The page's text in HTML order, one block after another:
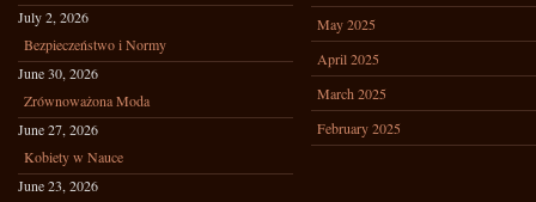
July 2, 2026
Bezpieczeństwo i Normy
June 30, 2026
Zrównoważona Moda
June 27, 2026
Kobiety w Nauce
June 23, 2026
May 2025
April 2025
March 2025
February 2025